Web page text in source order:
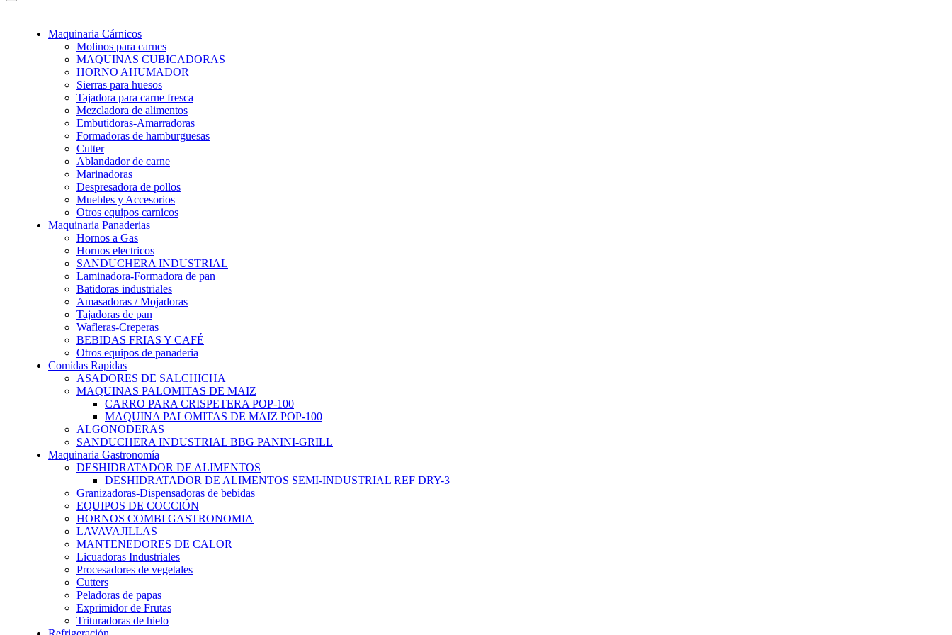
Maquinaria Cárnicos
Molinos para carnes
MAQUINAS CUBICADORAS
HORNO AHUMADOR
Sierras para huesos
Tajadora para carne fresca
Mezcladora de alimentos
Embutidoras-Amarradoras
Formadoras de hamburguesas
Cutter
Ablandador de carne
Marinadoras
Despresadora de pollos
Muebles y Accesorios
Otros equipos carnicos
Maquinaria Panaderias
Hornos a Gas
Hornos electricos
SANDUCHERA INDUSTRIAL
Laminadora-Formadora de pan
Batidoras industriales
Amasadoras / Mojadoras
Tajadoras de pan
Wafleras-Creperas
BEBIDAS FRIAS Y CAFÉ
Otros equipos de panaderia
Comidas Rapidas
ASADORES DE SALCHICHA
MAQUINAS PALOMITAS DE MAIZ
CARRO PARA CRISPETERA POP-100
MAQUINA PALOMITAS DE MAIZ POP-100
ALGONODERAS
SANDUCHERA INDUSTRIAL BBG PANINI-GRILL
Maquinaria Gastronomía
DESHIDRATADOR DE ALIMENTOS
DESHIDRATADOR DE ALIMENTOS SEMI-INDUSTRIAL REF DRY-3
Granizadoras-Dispensadoras de bebidas
EQUIPOS DE COCCIÓN
HORNOS COMBI GASTRONOMIA
LAVAVAJILLAS
MANTENEDORES DE CALOR
Licuadoras Industriales
Procesadores de vegetales
Cutters
Peladoras de papas
Exprimidor de Frutas
Trituradoras de hielo